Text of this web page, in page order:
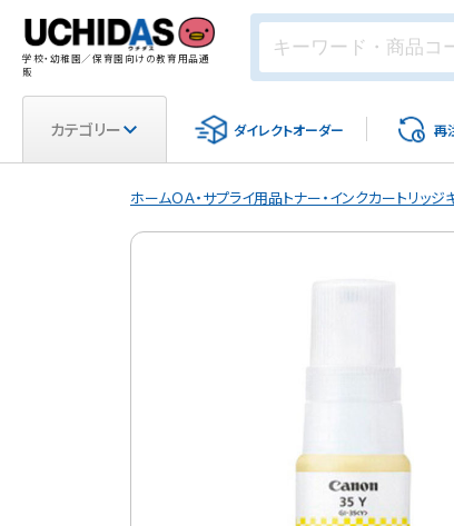
学校・幼稚園／保育園向けの教育用品通
販
カテゴリー ダイレクトオーダー 再
ホームＯＡ・サプライ用品トナー・インクカートリッジ